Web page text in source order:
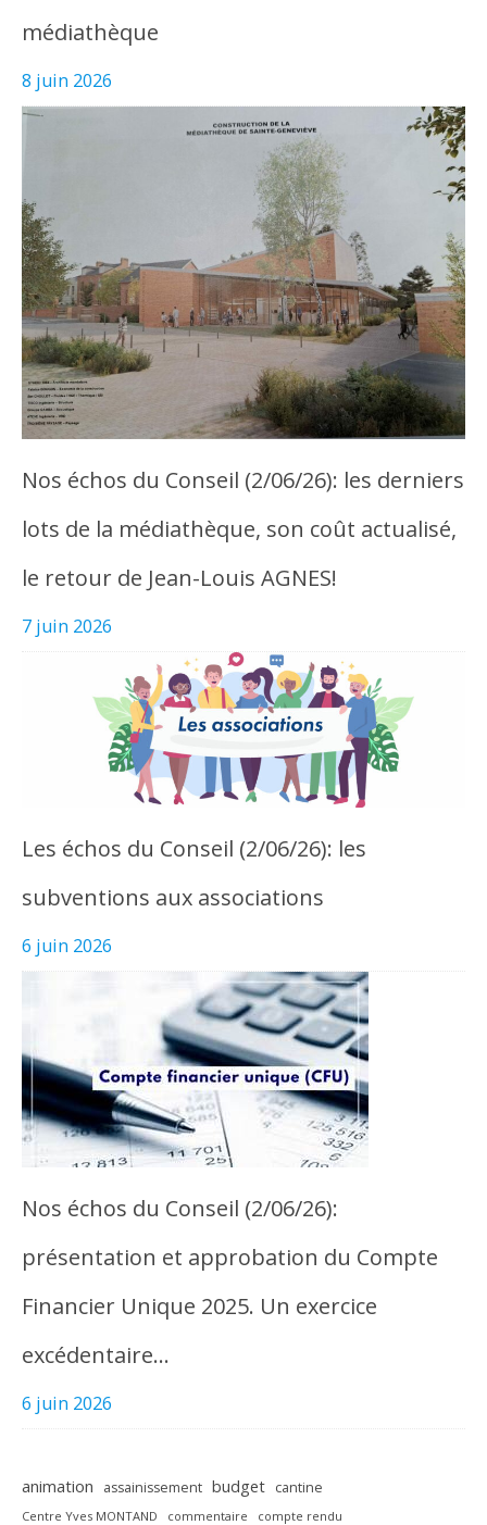
médiathèque
8 juin 2026
Nos échos du Conseil (2/06/26): les derniers
lots de la médiathèque, son coût actualisé,
le retour de Jean-Louis AGNES!
7 juin 2026
Les échos du Conseil (2/06/26): les
subventions aux associations
6 juin 2026
Nos échos du Conseil (2/06/26):
présentation et approbation du Compte
Financier Unique 2025. Un exercice
excédentaire…
6 juin 2026
animation assainissement budget cantine
Centre Yves MONTAND commentaire compte rendu